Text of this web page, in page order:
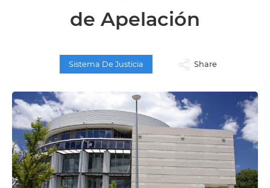
de Apelación
Sistema De Justicia Share